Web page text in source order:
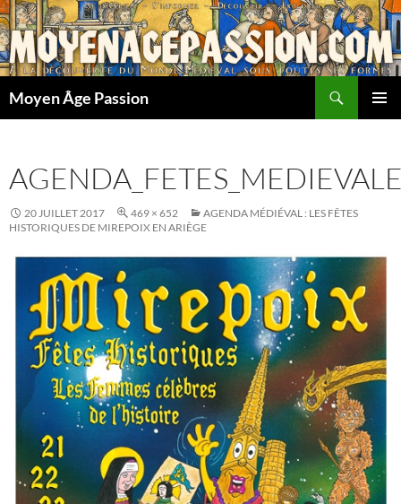
Aller
au
contenu
Moyen Âge Passion
20 JUILLET 2017 469 × 652
AGENDA MÉDIÉVAL : LES FÊTES
HISTORIQUES DE MIREPOIX EN ARIÈGE